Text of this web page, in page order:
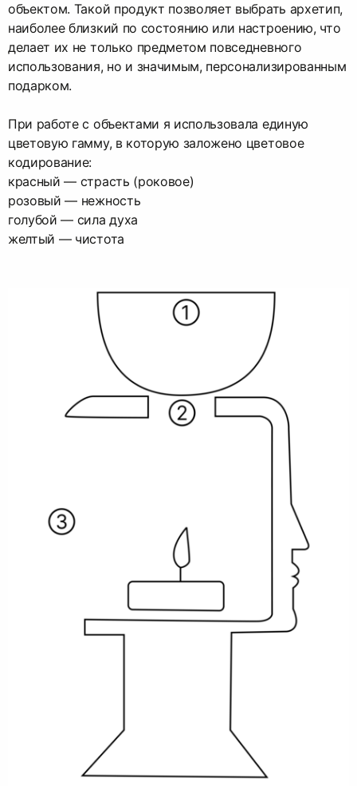
объектом. Такой продукт позволяет выбрать архетип,
наиболее близкий по состоянию или настроению, что
делает их не только предметом повседневного
использования, но и значимым, персонализированным
подарком.
При работе с объектами я использовала единую
цветовую гамму, в которую заложено цветовое
кодирование:
красный — страсть (роковое)
розовый — нежность
голубой — сила духа
желтый — чистота